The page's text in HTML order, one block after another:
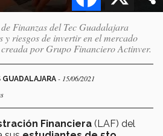
Finanzas del Tec Guadalajara
y riesgos de invertir en el mercado
por Grupo Financiero Actinver.
- 15/06/2021
Financiera (LAF) del